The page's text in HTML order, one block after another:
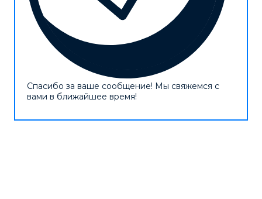
Спасибо за ваше сообщение! Мы свяжемся с
вами в ближайшее время!